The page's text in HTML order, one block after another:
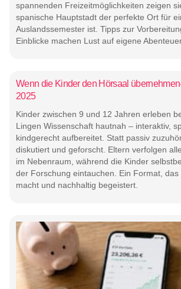
spannenden Freizeitmöglichkeiten zeigen
spanische Hauptstadt der perfekte Ort für
Auslandssemester ist. Tipps zur
Einblicke machen Lust auf eigene
Wenn die Kinder den Hörsaal
2025
Kinder zwischen 9 und 12 Jahren erleben
Lingen Wissenschaft hautnah – interaktiv,
kindgerecht aufbereitet. Statt passiv
diskutiert und geforscht. Eltern verfolgen
im Nebenraum, während die Kinder
der Forschung eintauchen. Ein Format, das
macht und nachhaltig begeistert.